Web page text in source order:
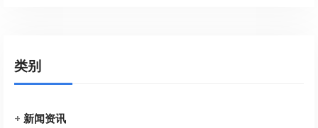
类别
+ 新闻资讯